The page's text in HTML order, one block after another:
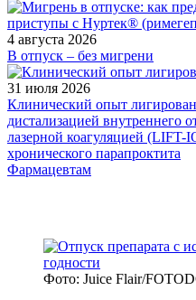
4 августа 2026
В отпуск – без мигрени
31 июля 2026
Клинический опыт
дистализацией внутреннего
лазерной коагуляцией (LIFT-
хронического парапроктита
Фармацевтам
Фото: Juice Flair/